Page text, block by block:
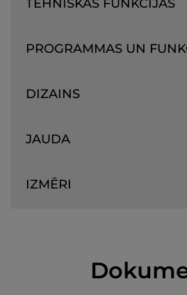
TEHNISKĀS FUNKCIJAS
PROGRAMMAS UN
DIZAINS
JAUDA
IZMĒRI